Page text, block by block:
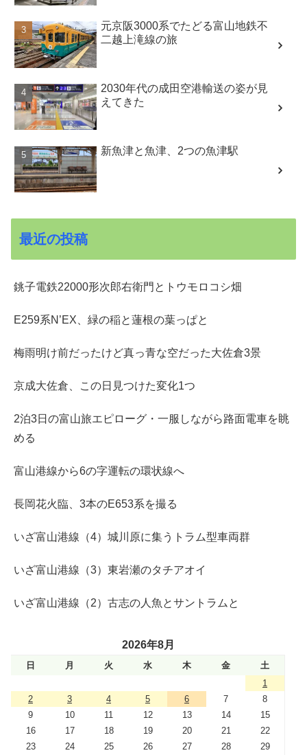
元京阪3000系でたどる富山地鉄不
二越上滝線の旅
2030年代の成田空港輸送の姿が見
えてきた
新魚津と魚津、2つの魚津駅
最近の投稿
銚子電鉄22000形次郎右衛門とトウモロコシ畑
E259系N’EX、緑の稲と蓮根の葉っぱと
梅雨明け前だったけど真っ青な空だった大佐倉3景
京成大佐倉、この日見つけた変化1つ
2泊3日の富山旅エピローグ・一服しながら路面電車を眺
める
富山港線から6の字運転の環状線へ
長岡花火臨、3本のE653系を撮る
いざ富山港線（4）城川原に集うトラム型車両群
いざ富山港線（3）東岩瀬のタチアオイ
いざ富山港線（2）古志の人魚とサントラムと
2026年8月
日 月 火 水 木 金
土
1
2
3 4 5 6 7
8
9
10 11 12 13 14
15
16
17 18 19 20 21
22
23
24 25 26 27 28
29